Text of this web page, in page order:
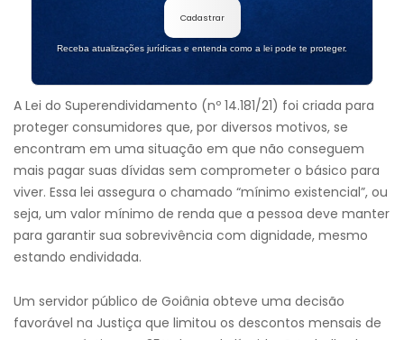
Cadastrar
Receba atualizações jurídicas e entenda como a lei pode te proteger.
A Lei do Superendividamento (nº 14.181/21) foi criada para
proteger consumidores que, por diversos motivos, se
encontram em uma situação em que não conseguem
mais pagar suas dívidas sem comprometer o básico para
viver. Essa lei assegura o chamado “mínimo existencial”, ou
seja, um valor mínimo de renda que a pessoa deve manter
para garantir sua sobrevivência com dignidade, mesmo
estando endividada.
Um servidor público de Goiânia obteve uma decisão
favorável na Justiça que limitou os descontos mensais de